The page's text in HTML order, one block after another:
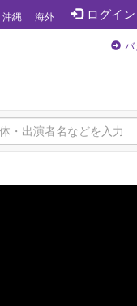
ログイン
沖縄 海外
バ